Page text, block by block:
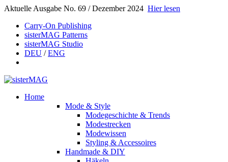
Aktuelle Ausgabe No. 69 / Dezember 2024 Hier lesen
Carry-On Publishing
sisterMAG Patterns
sisterMAG Studio
DEU /ENG
Home
Mode & Style
Modegeschichte & Trends
Modestrecken
Modewissen
Styling & Accessoires
Handmade & DIY